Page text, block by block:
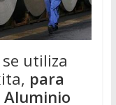
utiliza
para
Aluminio